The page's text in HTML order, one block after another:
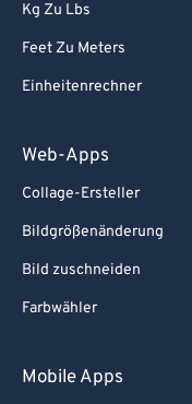
Kg Zu Lbs
Feet Zu Meters
Einheitenrechner
Web-Apps
Collage-Ersteller
Bildgrößenänderung
Bild zuschneiden
Farbwähler
Mobile Apps